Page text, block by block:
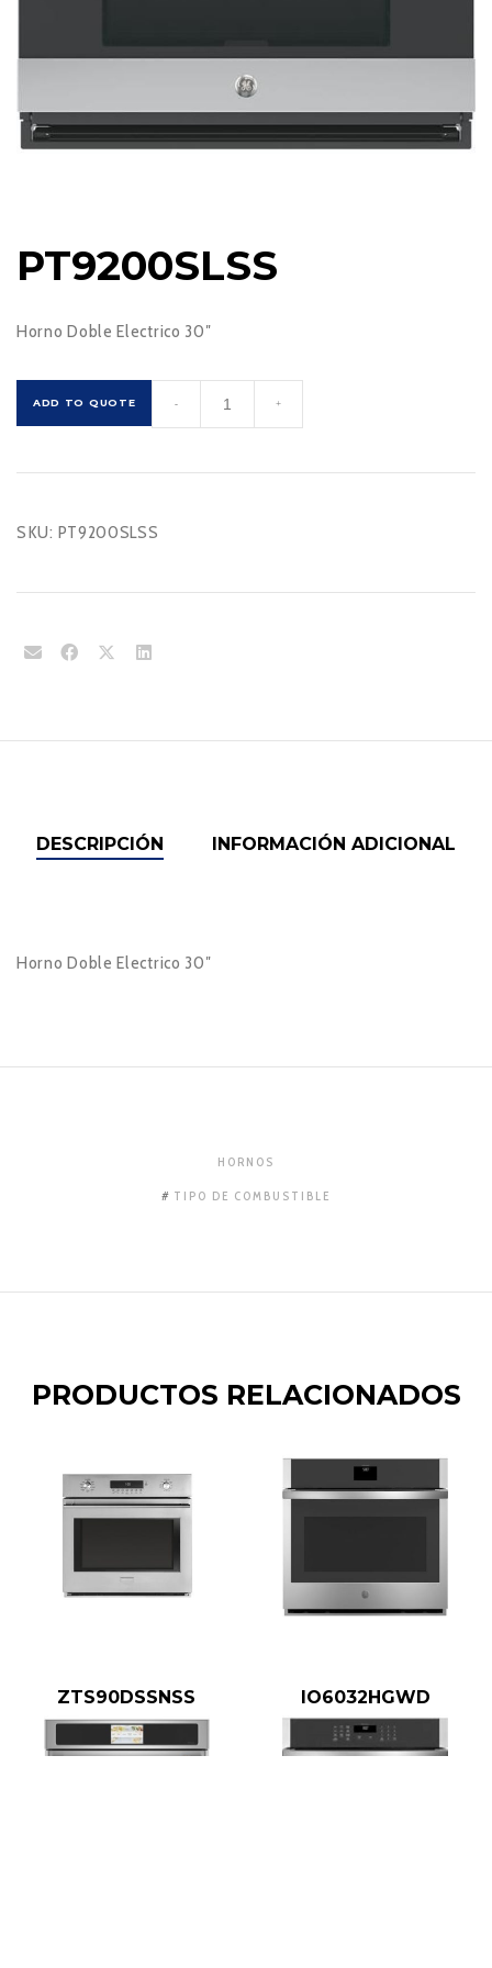
PT9200SLSS
Horno Doble Electrico 30″
ADD TO QUOTE
PT9200SLSS
cantidad
- +
SKU: PT9200SLSS
DESCRIPCIÓN INFORMACIÓN ADICIONAL
Horno Doble Electrico 30″
HORNOS
TIPO DE COMBUSTIBLE
PRODUCTOS RELACIONADOS
ZTS90DSSNSS IO6032HGWD